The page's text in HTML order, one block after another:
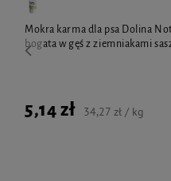
Mokra karma dla psa Dolina
bogata w gęś z ziemniakami
5,14 zł 34,27 zł / kg